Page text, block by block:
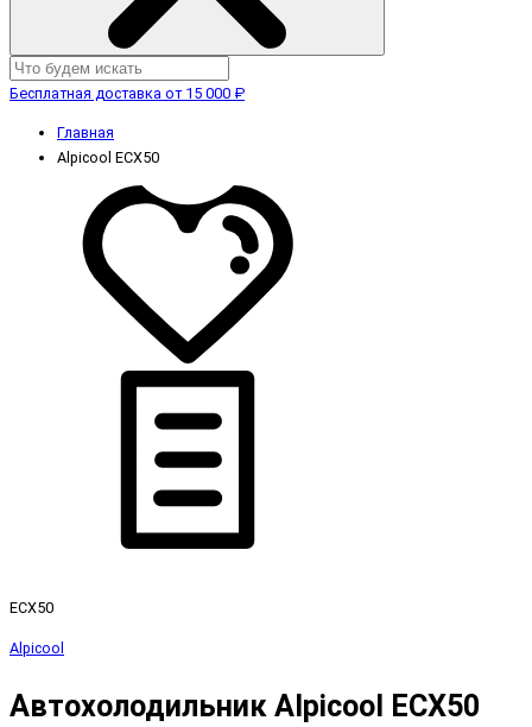
Бесплатная доставка от 15 000 ₽
Главная
Alpicool ECX50
ECX50
Alpicool
Автохолодильник Alpicool ECX50